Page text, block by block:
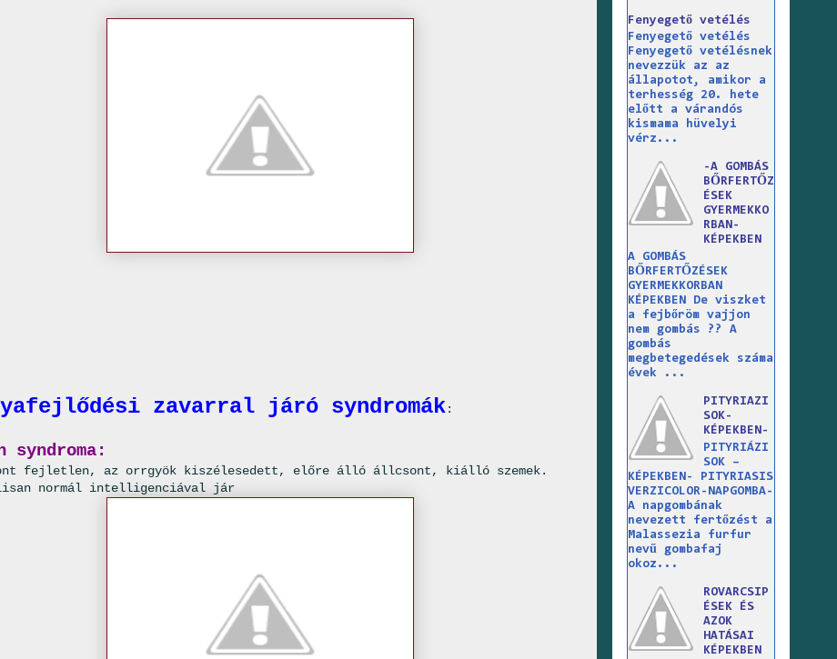
zavarral járó syndromák:
syndroma:
fejletlen, az orrgyök kiszélesedett, előre álló állcsont, kiálló szemek.
normál intelligenciával jár
Fenyegető vetélés
Fenyegető vetélés
Fenyegető vetélésnek
nevezzük az az
állapotot, amikor a
terhesség 20. hete
előtt a várandós
kismama hüvelyi
vérz...
-A GOMBÁS
BŐRFERTŐZ
ÉSEK
GYERMEKKO
RBAN-
KÉPEKBEN
A GOMBÁS
BŐRFERTŐZÉSEK
GYERMEKKORBAN
KÉPEKBEN De viszket
a fejbőröm vajjon
nem gombás ?? A
gombás
megbetegedések száma
évek ...
PITYRIAZI
SOK-
KÉPEKBEN-
PITYRIÁZI
SOK –
KÉPEKBEN- PITYRIASIS
VERZICOLOR-NAPGOMBA-
A napgombának
nevezett fertőzést a
Malassezia furfur
nevű gombafaj
okoz...
ROVARCSIP
ÉSEK ÉS
AZOK
HATÁSAI
KÉPEKBEN